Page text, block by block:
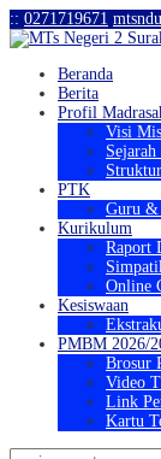
:: 0271719671
Beranda
Berita
Profil
Visi
Sejarah
PTK
Guru &
Kurikulum
Raport
Online
Kesiswaan
PMBM 2026/
Brosur
Video
Link
Kartu